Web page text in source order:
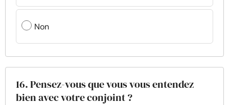
Non
16. Pensez-vous que vous vous entendez
bien avec votre conjoint ?